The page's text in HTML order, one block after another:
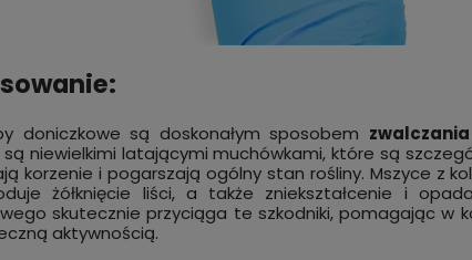
doniczkowe są doskonałym sposobem
są niewielkimi latającymi muchówkami, które są
korzenie i pogarszają ogólny stan rośliny. Mszyce z
żółknięcie liści, a także zniekształcenie i
skutecznie przyciąga te szkodniki, pomagając w
aktywnością.